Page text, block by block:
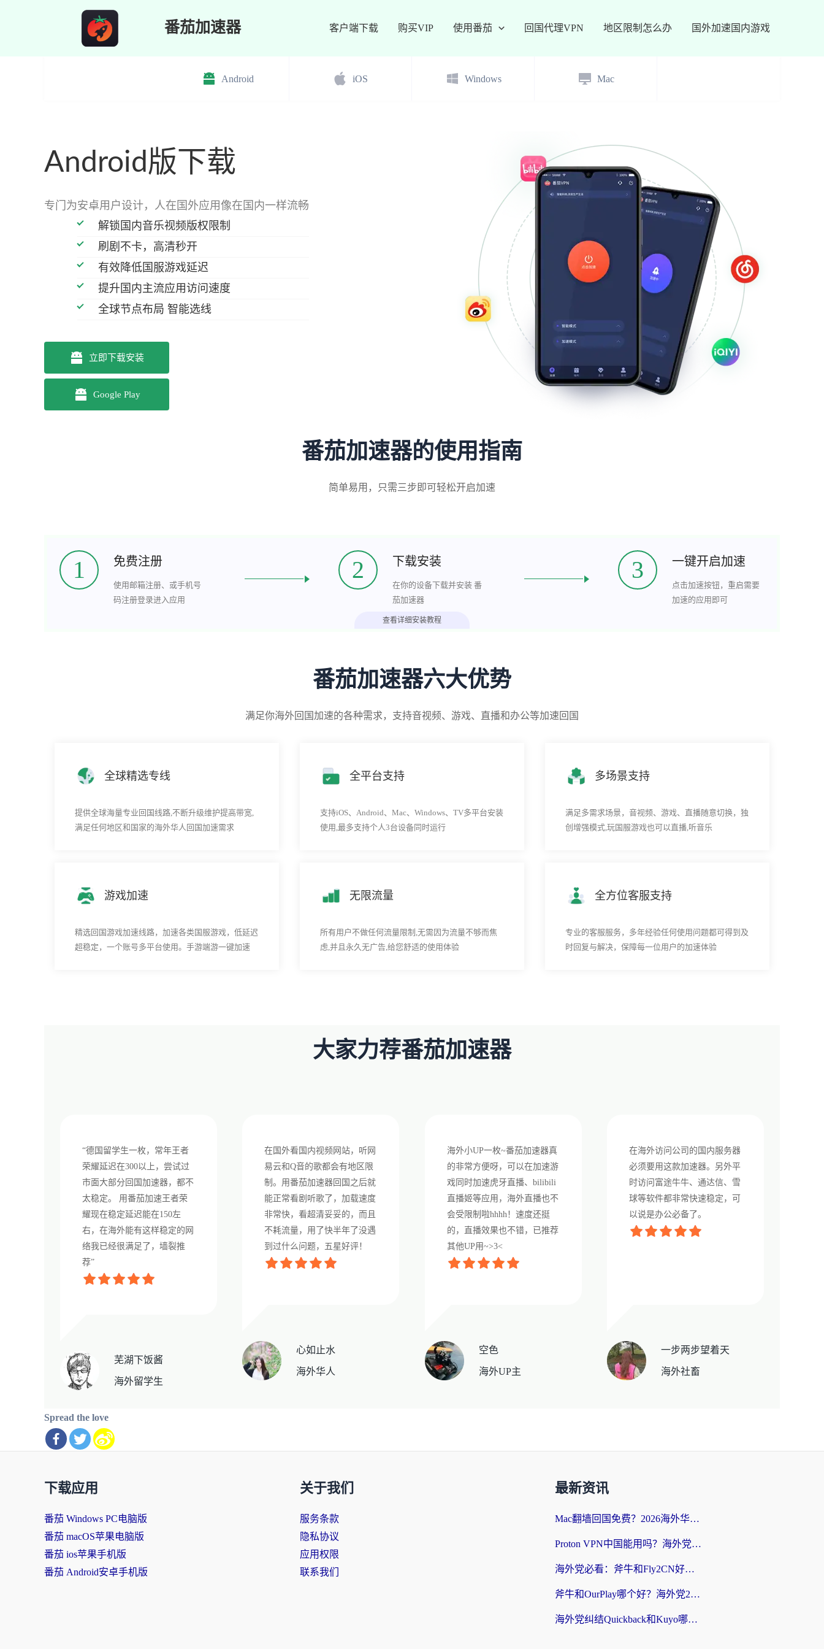
番茄加速器 客户端下载 购买VIP 使用番茄 回国代理VPN 地区限制怎么办 国外加速国内游戏
Android iOS Windows Mac
Android版下载
专门为安卓用户设计，人在国外应用像在国内一样流畅
解锁国内音乐视频版权限制
刷剧不卡，高清秒开
有效降低国服游戏延迟
提升国内主流应用访问速度
全球节点布局 智能选线
立即下载安装
Google Play
番茄加速器的使用指南
简单易用，只需三步即可轻松开启加速
1 免费注册
使用邮箱注册、或手机号
码注册登录进入应用
2 下载安装
在你的设备下载并安装 番
茄加速器
3 一键开启加速
点击加速按钮，重启需要
加速的应用即可
查看详细安装教程
番茄加速器六大优势
满足你海外回国加速的各种需求，支持音视频、游戏、直播和办公等加速回国
全球精选专线
提供全球海量专业回国线路,不断升级维护提高带宽,
满足任何地区和国家的海外华人回国加速需求
全平台支持
支持iOS、Android、Mac、Windows、TV多平台安装
使用,最多支持个人3台设备同时运行
多场景支持
满足多需求场景，音视频、游戏、直播随意切换，独
创增强模式,玩国服游戏也可以直播,听音乐
游戏加速
精选回国游戏加速线路，加速各类国服游戏，低延迟
超稳定，一个账号多平台使用。手游端游一键加速
无限流量
所有用户不做任何流量限制,无需因为流量不够而焦
虑,并且永久无广告,给您舒适的使用体验
全方位客服支持
专业的客服服务，多年经验任何使用问题都可得到及
时回复与解决，保障每一位用户的加速体验
大家力荐番茄加速器
“德国留学生一枚，常年王者
荣耀延迟在300以上，尝试过
市面大部分回国加速器，都不
太稳定。 用番茄加速王者荣
耀现在稳定延迟能在150左
右，在海外能有这样稳定的网
络我已经很满足了，墙裂推
荐”
芜湖下饭酱
海外留学生
在国外看国内视频网站，听网
易云和Q音的歌都会有地区限
制。用番茄加速器回国之后就
能正常看剧听歌了，加载速度
非常快，看超清妥妥的，而且
不耗流量，用了快半年了没遇
到过什么问题，五星好评！
心如止水
海外华人
海外小UP一枚~番茄加速器真
的非常方便呀，可以在加速游
戏同时加速虎牙直播、bilibili
直播姬等应用，海外直播也不
会受限制啦hhhh！速度还挺
的，直播效果也不错，已推荐
其他UP用~>3<
空色
海外UP主
在海外访问公司的国内服务器
必须要用这款加速器。另外平
时访问富途牛牛、通达信、雪
球等软件都非常快速稳定，可
以说是办公必备了。
一步两步望着天
海外社畜
Spread the love
下载应用
番茄 Windows PC电脑版
番茄 macOS苹果电脑版
番茄 ios苹果手机版
番茄 Android安卓手机版
关于我们
服务条款
隐私协议
应用权限
联系我们
最新资讯
Mac翻墙回国免费？2026海外华人亲测：从CCTV5直播到国内APP，这样选加速器才靠谱
Proton VPN中国能用吗？海外党选回国加速器的避坑指南（附番茄加速器实测）
海外党必看：斧牛和Fly2CN好用吗？3招教你选对回国加速器（附免费试用攻略）
斧牛和OurPlay哪个好？海外党2026亲测：选对加速器，国内资源秒加载
海外党纠结Quickback和Kuyo哪个好？选对回国加速器才能无缝刷国内资源